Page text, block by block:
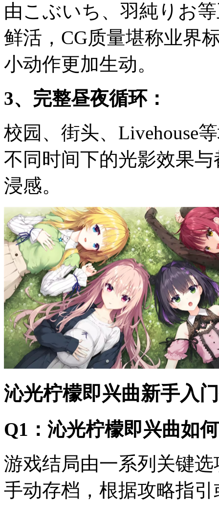
由こぶいち、羽純りお
鲜活，CG质量堪称业界
小动作更加生动。
3、完整昼夜循环：
校园、街头、Livehouse
不同时间下的光影效果
浸感。
沁光柠檬即兴曲新手入
Q1：沁光柠檬即兴曲如
游戏结局由一系列关键
手动存档，根据攻略指